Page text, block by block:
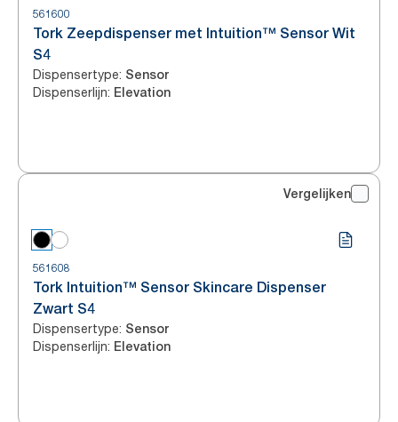
561600
Tork Zeepdispenser met Intuition™ Sensor Wit
S4
Dispensertype: Sensor
Dispenserlijn: Elevation
Vergelijken
561608
Tork Intuition™ Sensor Skincare Dispenser
Zwart S4
Dispensertype: Sensor
Dispenserlijn: Elevation